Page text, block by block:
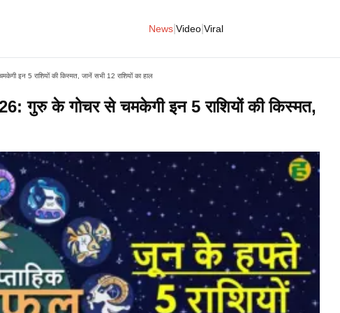
News Video Viral
इन 5 राशियों की किस्मत, जानें सभी 12 राशियों का हाल
गुरु के गोचर से चमकेगी इन 5 राशियों की किस्मत,